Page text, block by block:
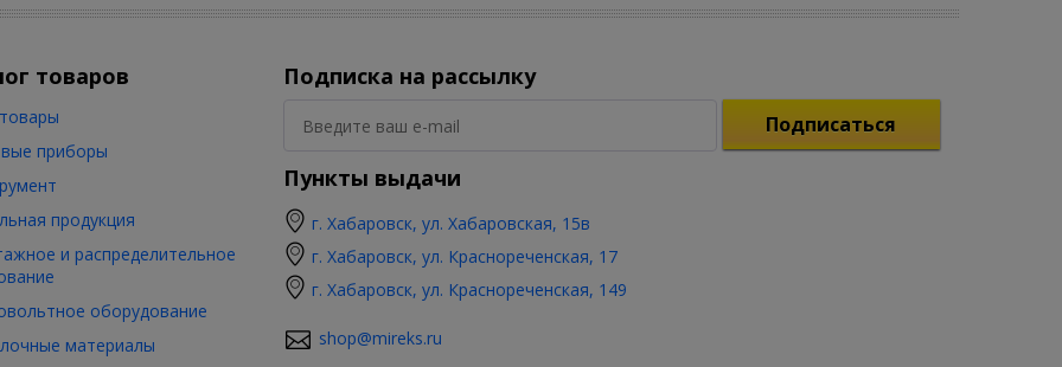
товаров
приборы
продукция
и распределительное
оборудование
материалы
Подписка на рассылку
Подписаться
Пункты выдачи
г. Хабаровск, ул. Хабаровская, 15в
г. Хабаровск, ул. Краснореченская, 17
г. Хабаровск, ул. Краснореченская, 149
shop@mireks.ru